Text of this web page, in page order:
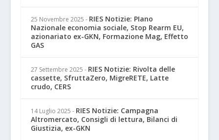
25 Novembre 2025 - RIES Notizie: PIano
Nazionale economia sociale, Stop Rearm EU,
azionariato ex-GKN, Formazione Mag, Effetto
GAS
27 Settembre 2025 - RIES Notizie: Rivolta delle
cassette, SfruttaZero, MigreRETE, Latte
crudo, CERS
14 Luglio 2025 - RIES Notizie: Campagna
Altromercato, Consigli di lettura, Bilanci di
Giustizia, ex-GKN